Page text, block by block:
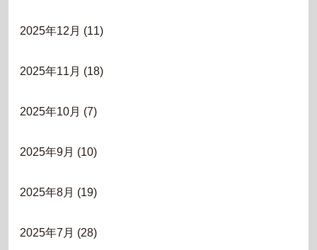
2025年12月 (11)
2025年11月 (18)
2025年10月 (7)
2025年9月 (10)
2025年8月 (19)
2025年7月 (28)